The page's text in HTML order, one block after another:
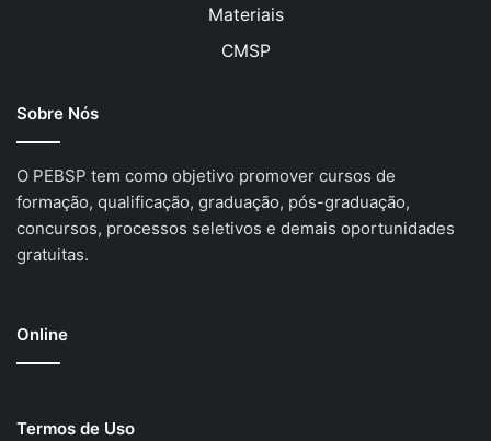
Materiais
CMSP
Sobre Nós
O PEBSP tem como objetivo promover cursos de
formação, qualificação, graduação, pós-graduação,
concursos, processos seletivos e demais oportunidades
gratuitas.
Online
Termos de Uso